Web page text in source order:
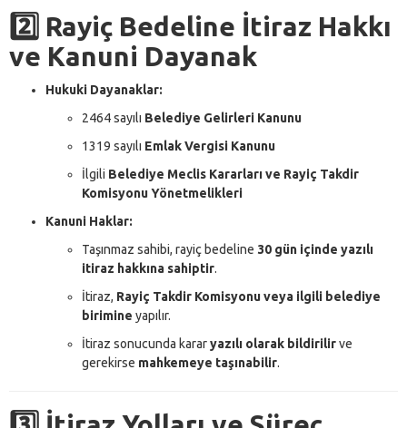
2️⃣ Rayiç Bedeline İtiraz Hakkı
ve Kanuni Dayanak
Hukuki Dayanaklar:
2464 sayılı Belediye Gelirleri Kanunu
1319 sayılı Emlak Vergisi Kanunu
İlgili Belediye Meclis Kararları ve Rayiç Takdir
Komisyonu Yönetmelikleri
Kanuni Haklar:
Taşınmaz sahibi, rayiç bedeline 30 gün içinde yazılı
itiraz hakkına sahiptir.
İtiraz, Rayiç Takdir Komisyonu veya ilgili belediye
birimine yapılır.
İtiraz sonucunda kararyazılı olarak bildirilirve
gerekirse mahkemeye taşınabilir.